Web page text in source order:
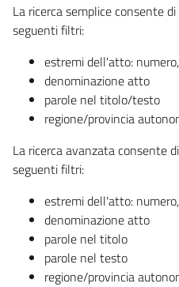
La ricerca semplice consente
seguenti filtri:
estremi dell'atto:
denominazione atto
parole nel titolo/testo
regione/provincia
La ricerca avanzata consente
seguenti filtri:
estremi dell'atto:
denominazione atto
parole nel titolo
parole nel testo
regione/provincia